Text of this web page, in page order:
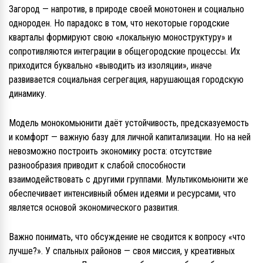
Загород — напротив, в природе своей монотонен и социально
однороден. Но парадокс в том, что некоторые городские
кварталы формируют свою «локальную моноструктуру» и
сопротивляются интеграции в общегородские процессы. Их
приходится буквально «выводить из изоляции», иначе
развивается социальная сегрегация, нарушающая городскую
динамику.
Модель монокомьюнити даёт устойчивость, предсказуемость
и комфорт — важную базу для личной капитализации. Но на ней
невозможно построить экономику роста: отсутствие
разнообразия приводит к слабой способности
взаимодействовать с другими группами. Мультикомьюнити же
обеспечивает интенсивный обмен идеями и ресурсами, что
является основой экономического развития.
Важно понимать, что обсуждение не сводится к вопросу «что
лучше?». У спальных районов — своя миссия, у креативных